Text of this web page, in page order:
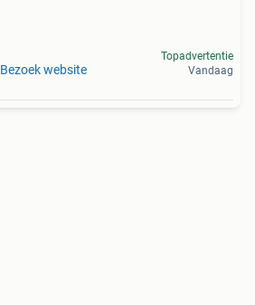
Bezoek website
Topadvertentie
Vandaag